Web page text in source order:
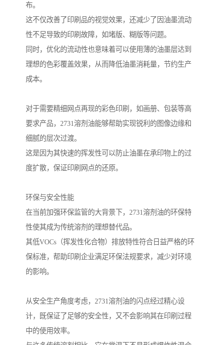
布。
这不仅改善了印刷品的视觉效果，还减少了因油墨流动
性不足导致的印刷故障，如堵版、糊版等问题。
同时，优化的流动性也意味着可以使用薄的油墨层达到
理想的色彩覆盖效果，从而降低油墨消耗量，节约生产
成本。
对于需要精细网点再现的彩色印刷，如画册、包装等高
要求产品，2731溶剂油能够帮助实现锐利的图像边缘和
细腻的层次过渡。
这是因为其快速的挥发性可以防止油墨在承印物上的过
度扩散，保证印刷网点的还原。
环保与安全性能
在当前加强环保监管的大背景下，2731溶剂油的环保特
性使其成为传统溶剂的理想替代品。
其低VOCs（挥发性化合物）排放特性符合日益严格的环
保标准，帮助印刷企业满足环保法规要求，减少对环境
的影响。
从安全生产角度考虑，2731溶剂油的闪点经过精心设
计，既保证了足够的安全性，又不会影响其在印刷过程
中的使用效率。